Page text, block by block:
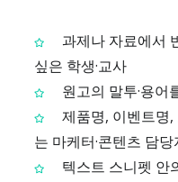
과제나 자료에서
싶은 학생·교사
원고의 말투·용어
제품명, 이벤트명,
는 마케터·콘텐츠 담당
텍스트 스니펫 안